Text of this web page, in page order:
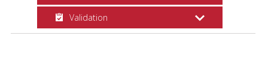
Création en Ligne
Validation